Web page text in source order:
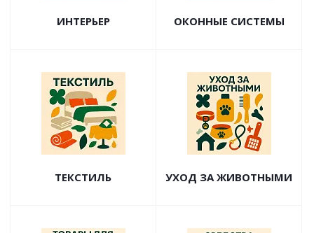
ИНТЕРЬЕР ОКОННЫЕ СИСТЕМЫ
ТЕКСТИЛЬ УХОД ЗА ЖИВОТНЫМИ